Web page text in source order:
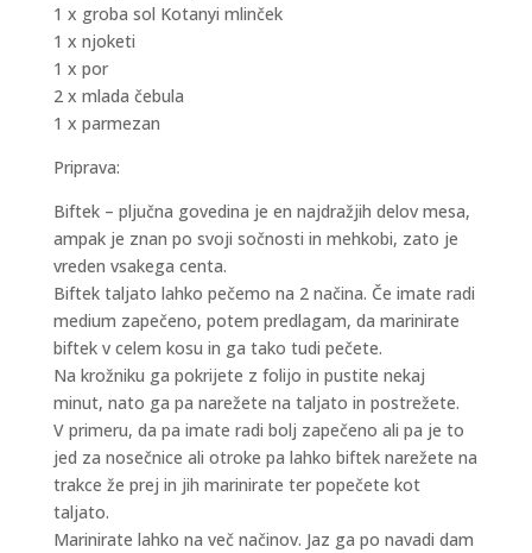
1 x groba sol Kotanyi mlinček
1 x njoketi
1 x por
2 x mlada čebula
1 x parmezan
Priprava:
Biftek – pljučna govedina je en najdražjih delov mesa,
ampak je znan po svoji sočnosti in mehkobi, zato je
vreden vsakega centa.
Biftek taljato lahko pečemo na 2 načina. Če imate radi
medium zapečeno, potem predlagam, da marinirate
biftek v celem kosu in ga tako tudi pečete.
Na krožniku ga pokrijete z folijo in pustite nekaj
minut, nato ga pa narežete na taljato in postrežete.
V primeru, da pa imate radi bolj zapečeno ali pa je to
jed za nosečnice ali otroke pa lahko biftek narežete na
trakce že prej in jih marinirate ter popečete kot
taljato.
Marinirate lahko na več načinov. Jaz ga po navadi dam